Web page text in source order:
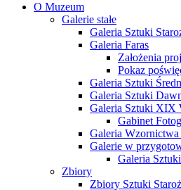
O Muzeum
Galerie stałe
Galeria Sztuki
Galeria Faras
Założenia
Pokaz
Galeria Sztuki
Galeria Sztuki
Galeria Sztuki XIX
Gabinet
Galeria
Galerie w
Galeria
Zbiory
Zbiory Sztuki